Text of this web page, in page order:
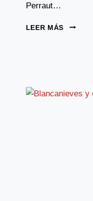
Perraut…
LEER MÁS